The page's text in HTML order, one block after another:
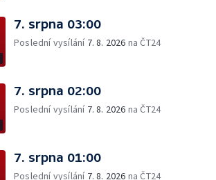
7. srpna 03:00
Poslední vysílání 7. 8. 2026 na ČT24
7. srpna 02:00
Poslední vysílání 7. 8. 2026 na ČT24
7. srpna 01:00
Poslední vysílání 7. 8. 2026 na ČT24